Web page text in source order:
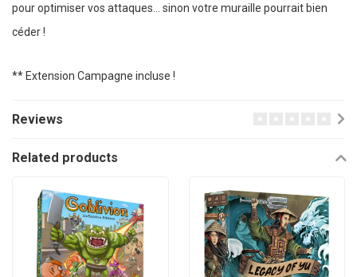
pour optimiser vos attaques… sinon votre muraille pourrait bien
céder !
** Extension Campagne incluse !
Reviews
Related products